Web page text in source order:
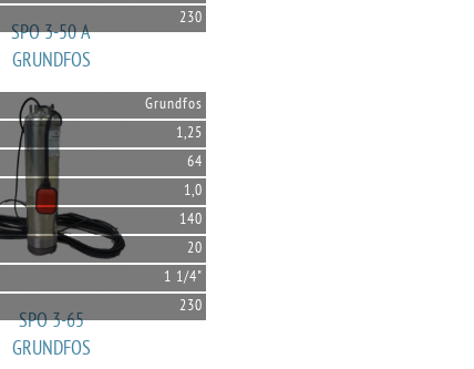
230
SPO 3-50 A
GRUNDFOS
Grundfos
1,25
64
1,0
140
20
1 1/4"
230
SPO 3-65
GRUNDFOS